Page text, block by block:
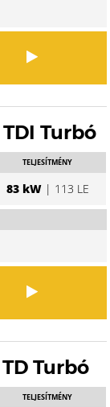
Turbó
TELJESÍTMÉNY
83 kW| 113 LE
Turbó
TELJESÍTMÉNY